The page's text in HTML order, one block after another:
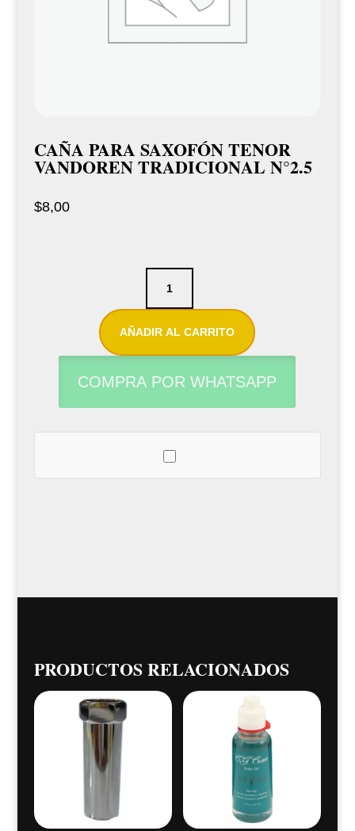
CAÑA PARA SAXOFÓN TENOR
VANDOREN TRADICIONAL N°2.5
$8,00
Tradicional
N°2.5
AÑADIR AL CARRITO
COMPRA POR WHATSAPP
PRODUCTOS RELACIONADOS